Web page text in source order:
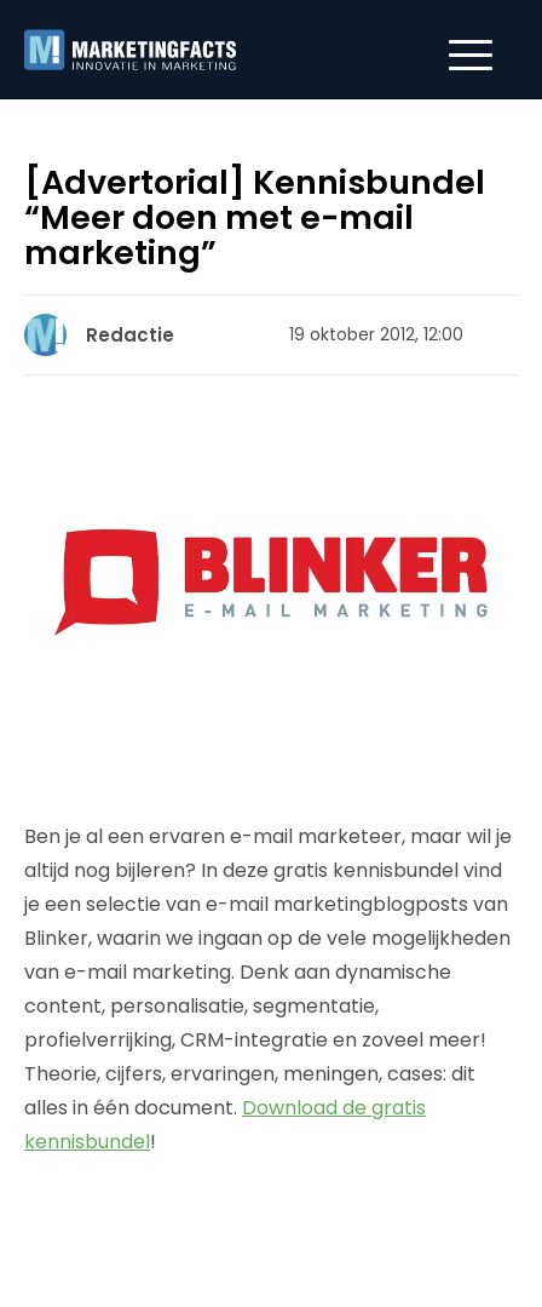
[Advertorial] Kennisbundel
“Meer doen met e-mail
marketing”
Redactie 19 oktober 2012, 12:00
Ben je al een ervaren e-mail marketeer, maar wil je
altijd nog bijleren? In deze gratis kennisbundel vind
je een selectie van e-mail marketingblogposts van
Blinker, waarin we ingaan op de vele mogelijkheden
van e-mail marketing. Denk aan dynamische
content, personalisatie, segmentatie,
profielverrijking, CRM-integratie en zoveel meer!
Theorie, cijfers, ervaringen, meningen, cases: dit
alles in één document. Download de gratis
kennisbundel!